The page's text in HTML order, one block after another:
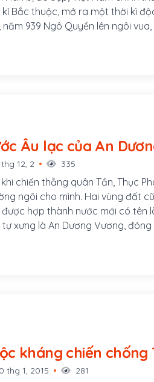
kỉ Bắc thuộc, mở ra một thời kì
năm 939 Ngô Quyền lên ngôi
Âu lạc của An
- ?)
12, 2 335
chiến thằng quân Tần, Thục
ngôi cho mình. Hai vùng đất
hợp thành nước mới có tên
tự xưng là An Dương Vương,
kháng chiến chống
thg 1, 2015 281